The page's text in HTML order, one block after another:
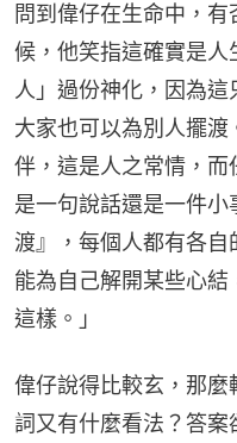
問到偉仔在生命中，
候，他笑指這確實是
人」過份神化，因為這
大家也可以為別人擺
伴，這是人之常情，
是一句說話還是一件
渡』，每個人都有各
能為自己解開某些心
這樣。」
偉仔說得比較玄，那麼
詞又有什麼看法？答